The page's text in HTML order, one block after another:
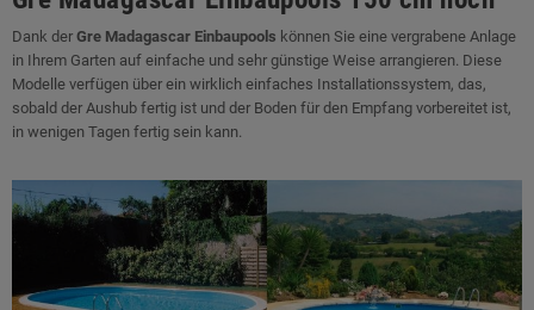
Dank der Gre Madagascar Einbaupools können Sie eine vergrabene Anlage
in Ihrem Garten auf einfache und sehr günstige Weise arrangieren. Diese
Modelle verfügen über ein wirklich einfaches Installationssystem, das,
sobald der Aushub fertig ist und der Boden für den Empfang vorbereitet ist,
in wenigen Tagen fertig sein kann.